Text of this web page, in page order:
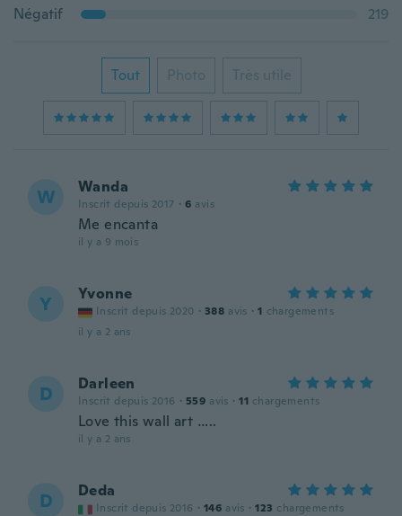
Négatif
219
Tout Photo Très utile
W Wanda
Inscrit depuis 2017 · 6 avis
Me encanta
il y a 9 mois
Y Yvonne
Inscrit depuis 2020 · 388 avis · 1 chargements
il y a 2 ans
D Darleen
Inscrit depuis 2016 · 559 avis · 11 chargements
Love this wall art …..
il y a 2 ans
D Deda
Inscrit depuis 2016 · 146 avis · 123 chargements